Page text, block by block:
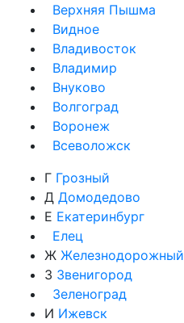
Верхняя Пышма
Видное
Владивосток
Владимир
Внуково
Волгоград
Воронеж
Всеволожск
Г Грозный
Д Домодедово
Е Екатеринбург
Елец
Ж Железнодорожный
З Звенигород
Зеленоград
И Ижевск